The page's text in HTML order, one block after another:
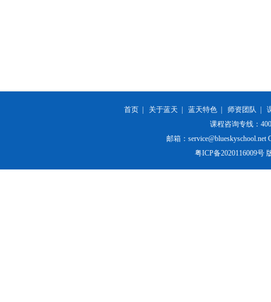
首页 关于蓝天 蓝天特色 师资团队
课程咨询专线：
邮箱：service@blueskyschool.net
粤ICP备2020116009号